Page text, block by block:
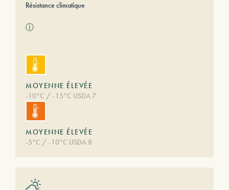
Résistance climatique
ⓘ
MOYENNE ÉLEVÉE
-10°C / -15°C USDA 7
MOYENNE ÉLEVÉE
-5°C / -10°C USDA 8